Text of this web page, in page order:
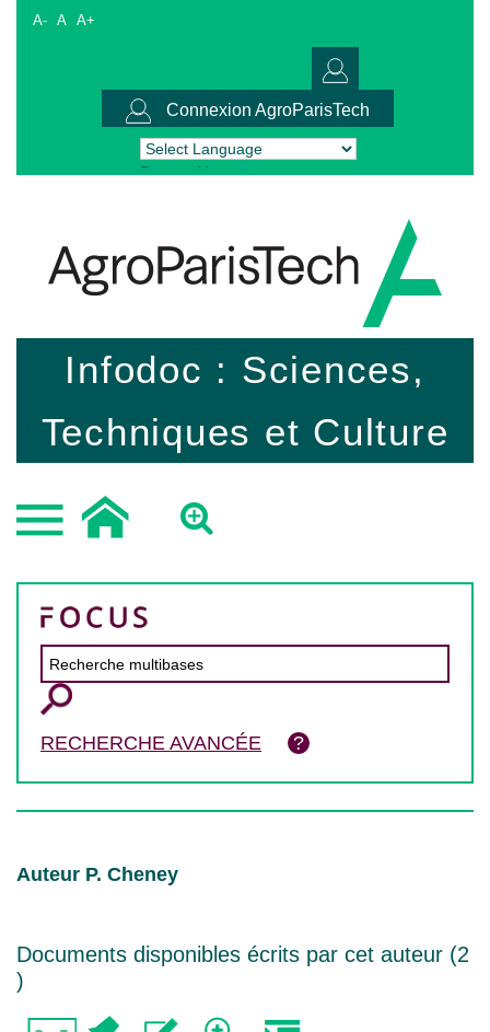
A- A A+
Connexion AgroParisTech
Powered by Translate
Infodoc : Sciences,
Techniques et Culture
RECHERCHE AVANCÉE
Auteur P. Cheney
Documents disponibles écrits par cet auteur (2
)